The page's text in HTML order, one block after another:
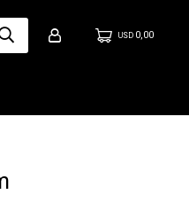
USD 0,00